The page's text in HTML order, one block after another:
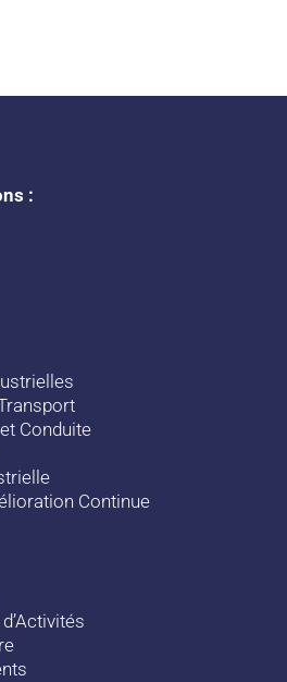
:
Conduite
Continue